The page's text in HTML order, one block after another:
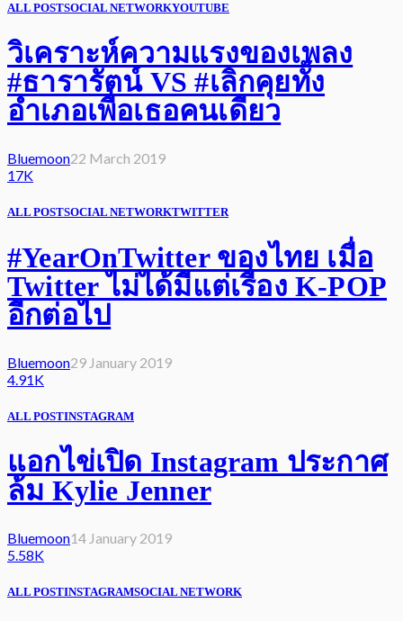
ALL POSTSOCIAL NETWORKYOUTUBE
วิเคราะห์ความแรงของเพลง
#ธารารัตน์ VS #เลิกคุยทั้ง
อำเภอเพื่อเธอคนเดียว
Bluemoon22 March 2019
17K
ALL POSTSOCIAL NETWORKTWITTER
#YearOnTwitter ของไทย เมื่อ
Twitter ไม่ได้มีแต่เรื่อง K-POP
อีกต่อไป
Bluemoon29 January 2019
4.91K
ALL POSTINSTAGRAM
แอกไข่เปิด Instagram ประกาศ
ล้ม Kylie Jenner
Bluemoon14 January 2019
5.58K
ALL POSTINSTAGRAMSOCIAL NETWORK